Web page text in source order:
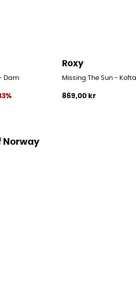
Dam
Roxy
Missing The Sun -
869,00 kr
Norway